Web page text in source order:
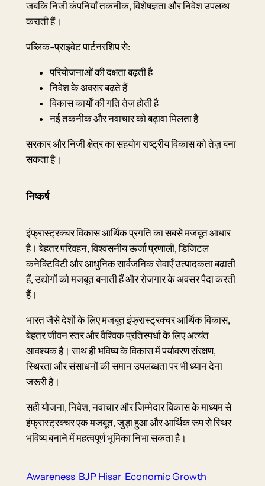
जबकि निजी कंपनियाँ तकनीक, विशेषज्ञता और निवेश उपलब्ध
कराती हैं।
पब्लिक-प्राइवेट पार्टनरशिप से:
परियोजनाओं की दक्षता बढ़ती है
निवेश के अवसर बढ़ते हैं
विकास कार्यों की गति तेज़ होती है
नई तकनीक और नवाचार को बढ़ावा मिलता है
सरकार और निजी क्षेत्र का सहयोग राष्ट्रीय विकास को तेज़ बना
सकता है।
निष्कर्ष
इंफ्रास्ट्रक्चर विकास आर्थिक प्रगति का सबसे मजबूत आधार
है। बेहतर परिवहन, विश्वसनीय ऊर्जा प्रणाली, डिजिटल
कनेक्टिविटी और आधुनिक सार्वजनिक सेवाएँ उत्पादकता बढ़ाती
हैं, उद्योगों को मजबूत बनाती हैं और रोजगार के अवसर पैदा करती
हैं।
भारत जैसे देशों के लिए मजबूत इंफ्रास्ट्रक्चर आर्थिक विकास,
बेहतर जीवन स्तर और वैश्विक प्रतिस्पर्धा के लिए अत्यंत
आवश्यक है। साथ ही भविष्य के विकास में पर्यावरण संरक्षण,
स्थिरता और संसाधनों की समान उपलब्धता पर भी ध्यान देना
जरूरी है।
सही योजना, निवेश, नवाचार और जिम्मेदार विकास के माध्यम से
इंफ्रास्ट्रक्चर एक मजबूत, जुड़ा हुआ और आर्थिक रूप से स्थिर
भविष्य बनाने में महत्वपूर्ण भूमिका निभा सकता है।
Awareness BJP Hisar Economic Growth